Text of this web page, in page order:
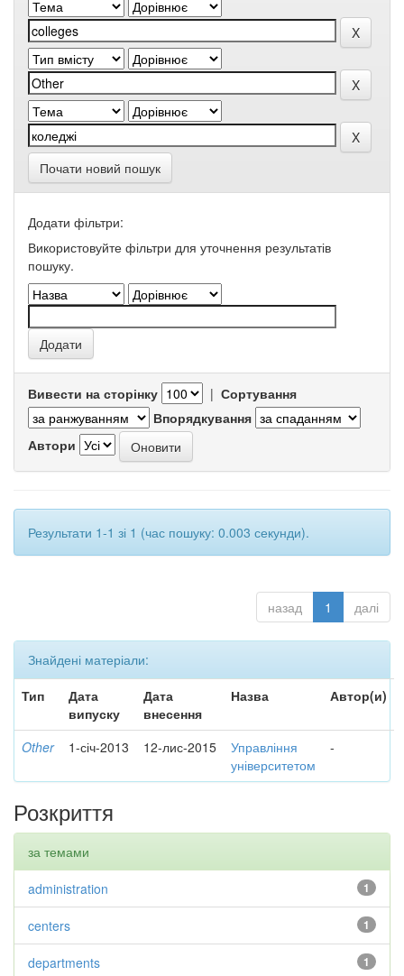
Почати новий пошук
Додати фільтри:
Використовуйте фільтри для уточнення результатів
пошуку.
Вивести на сторінку | Сортування
Впорядкування
Автори
Результати 1-1 зі 1 (час пошуку: 0.003 секунди).
назад 1 далі
Знайдені матеріали:
Тип
Дата
випуску
Дата
внесення
Назва Автор(и)
Other 1-січ-2013 12-лис-2015
Управління
університетом
-
Розкриття
за темами
1
administration
1
centers
1
departments